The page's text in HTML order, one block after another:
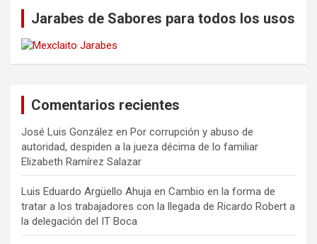
Jarabes de Sabores para todos los usos
Comentarios recientes
José Luis González en Por corrupción y abuso de
autoridad, despiden a la jueza décima de lo familiar
Elizabeth Ramírez Salazar
Luis Eduardo Argüello Ahuja en Cambio en la forma de
tratar a los trabajadores con la llegada de Ricardo Robert a
la delegación del IT Boca